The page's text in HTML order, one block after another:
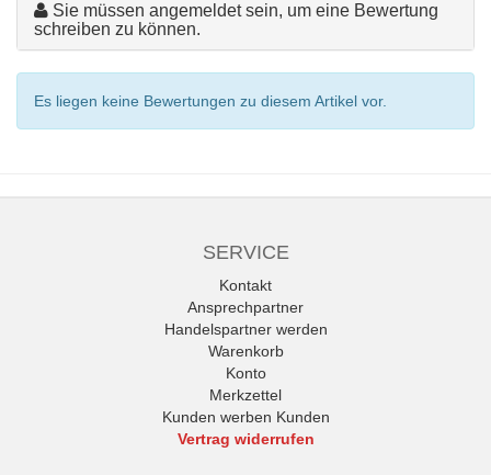
Sie müssen angemeldet sein, um eine Bewertung
schreiben zu können.
Es liegen keine Bewertungen zu diesem Artikel vor.
SERVICE
Kontakt
Ansprechpartner
Handelspartner werden
Warenkorb
Konto
Merkzettel
Kunden werben Kunden
Vertrag widerrufen